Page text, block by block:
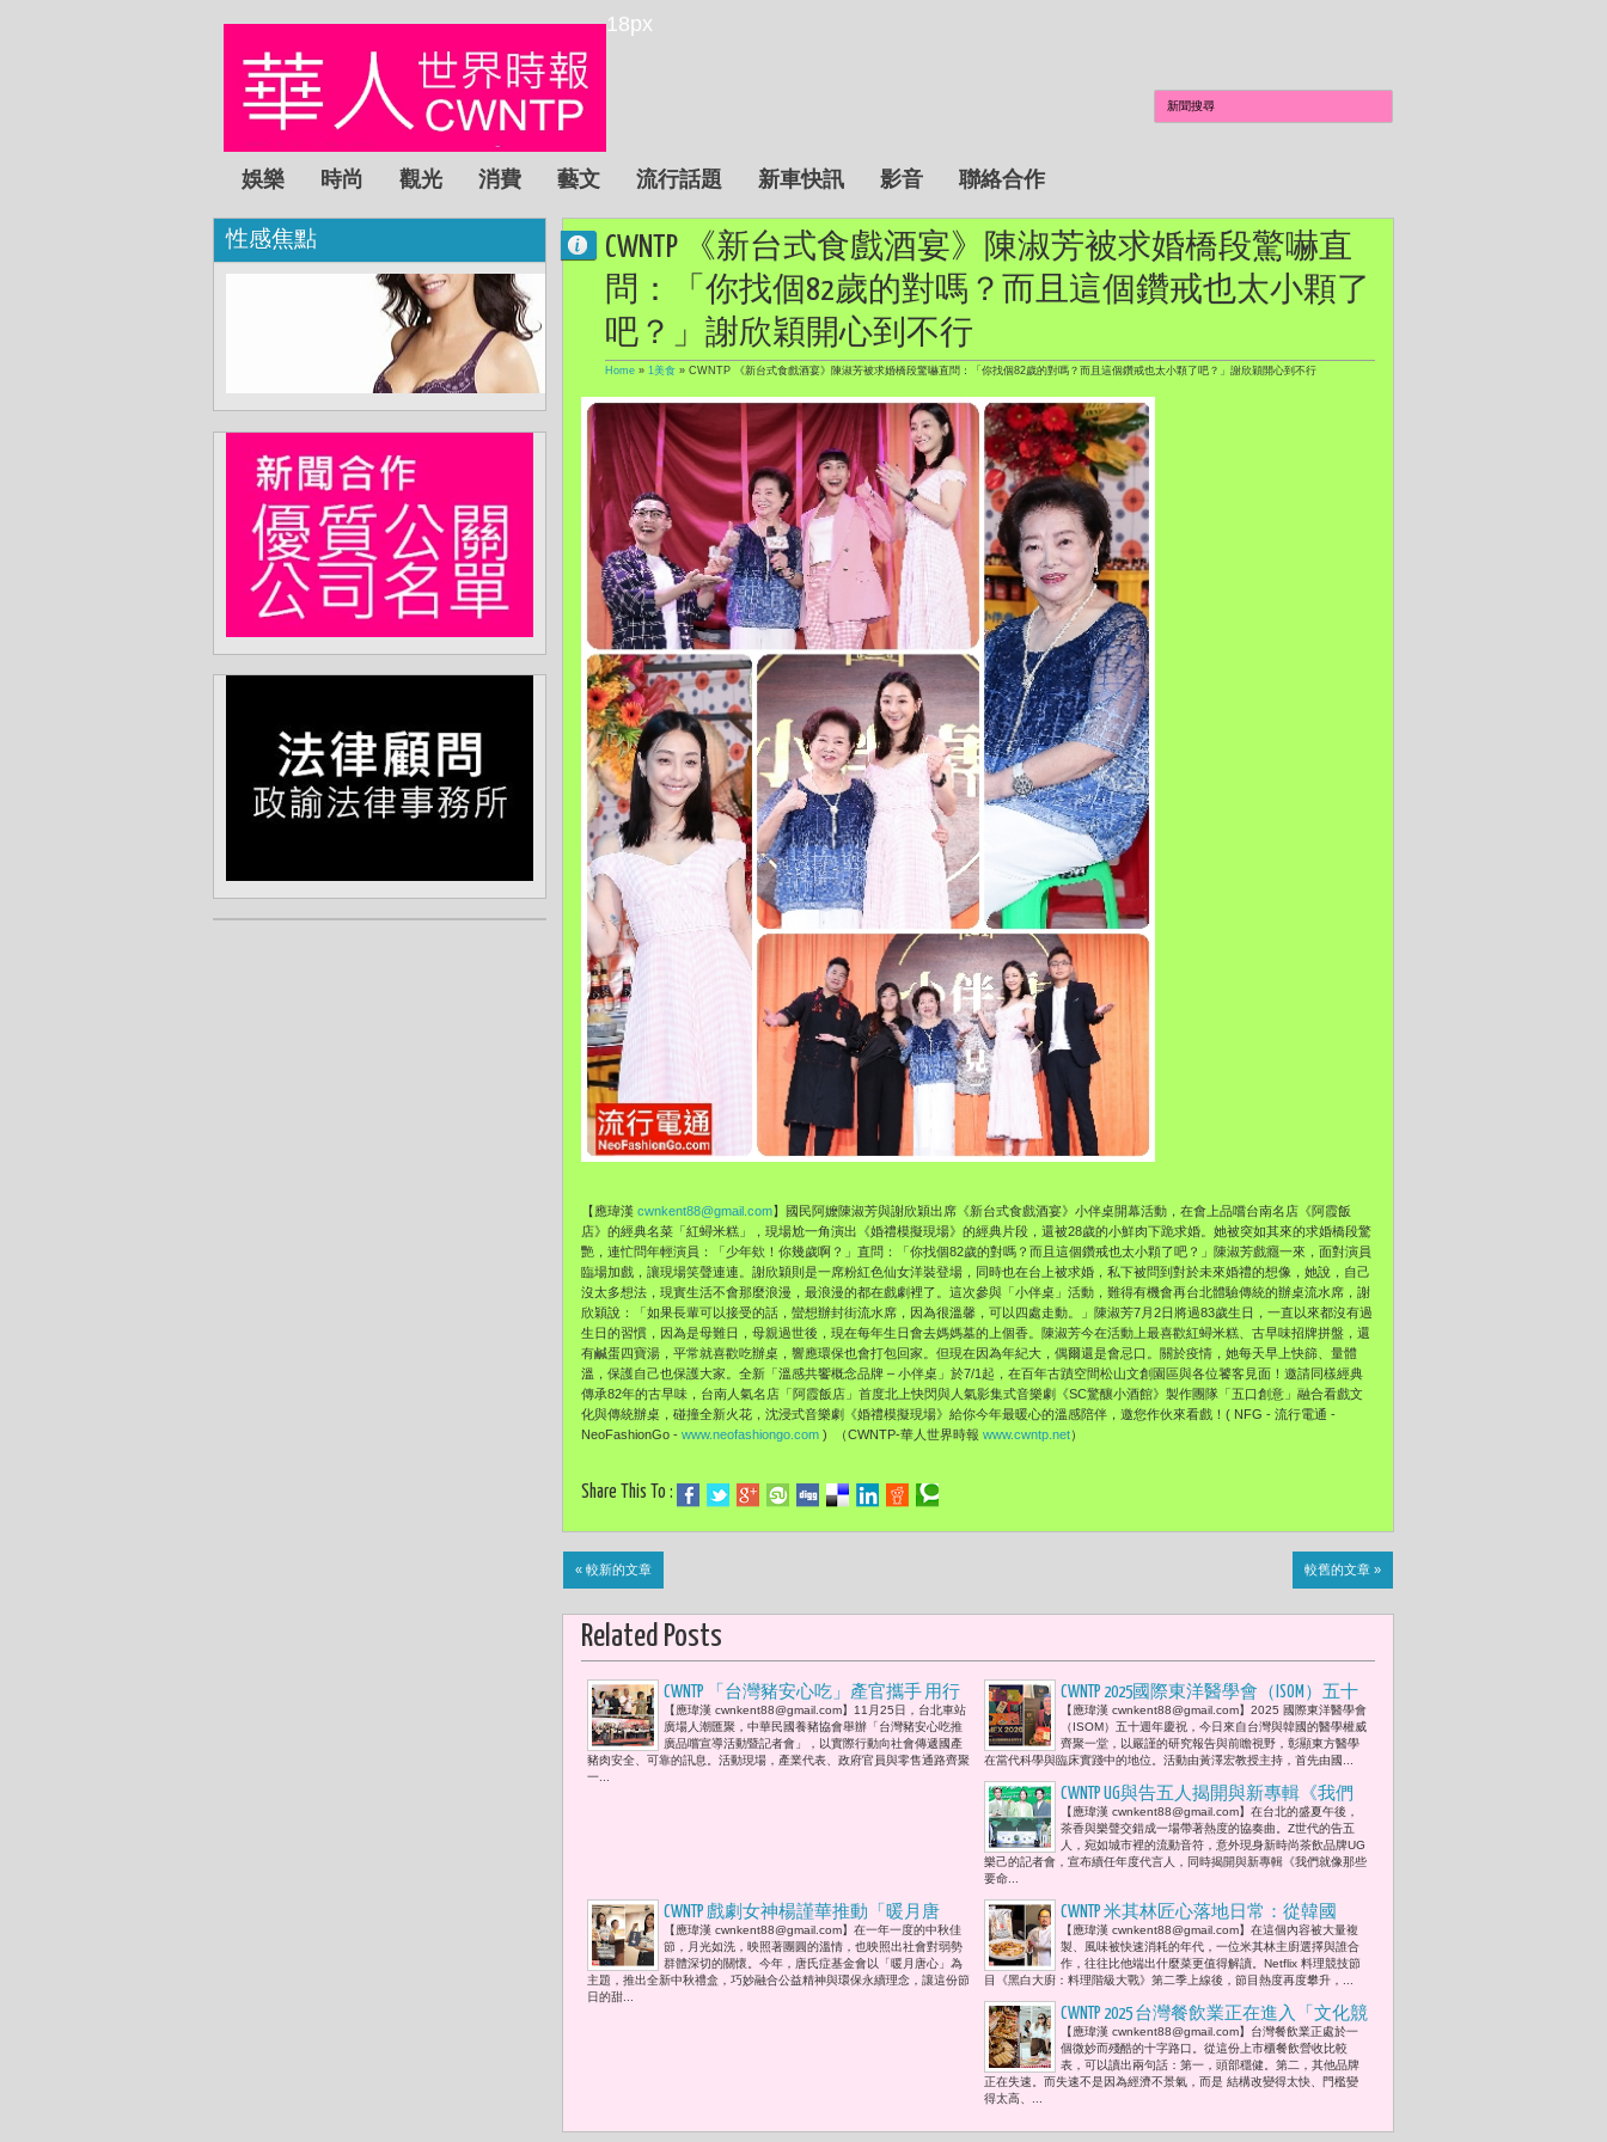
18px
娛樂 時尚 觀光 消費 藝文 流行話題 新車快訊 影音 聯絡合作
CWNTP 《新台式食戲酒宴》陳淑芳被求婚橋段驚嚇直
問：「你找個82歲的對嗎？而且這個鑽戒也太小顆了
吧？」謝欣穎開心到不行
Home » 1美食 » CWNTP 《新台式食戲酒宴》陳淑芳被求婚橋段驚嚇直問：「你找個82歲的對嗎？而且這個鑽戒也太小顆了吧？」謝欣穎開心到不行
【應瑋漢 cwnkent88@gmail.com】國民阿嬤陳淑芳與謝欣穎出席《新台式食戲酒宴》小伴桌開幕活動，在會上品嚐台南名店《阿霞飯
店》的經典名菜「紅蟳米糕」，現場尬一角演出《婚禮模擬現場》的經典片段，還被28歲的小鮮肉下跪求婚。她被突如其來的求婚橋段驚
艷，連忙問年輕演員：「少年欸！你幾歲啊？」直問：「你找個82歲的對嗎？而且這個鑽戒也太小顆了吧？」陳淑芳戲癮一來，面對演員
臨場加戲，讓現場笑聲連連。謝欣穎則是一席粉紅色仙女洋裝登場，同時也在台上被求婚，私下被問到對於未來婚禮的想像，她說，自己
沒太多想法，現實生活不會那麼浪漫，最浪漫的都在戲劇裡了。這次參與「小伴桌」活動，難得有機會再台北體驗傳統的辦桌流水席，謝
欣穎說：「如果長輩可以接受的話，蠻想辦封街流水席，因為很溫馨，可以四處走動。」陳淑芳7月2日將過83歲生日，一直以來都沒有過
生日的習慣，因為是母難日，母親過世後，現在每年生日會去媽媽墓的上個香。陳淑芳今在活動上最喜歡紅蟳米糕、古早味招牌拼盤，還
有鹹蛋四寶湯，平常就喜歡吃辦桌，響應環保也會打包回家。但現在因為年紀大，偶爾還是會忌口。關於疫情，她每天早上快篩、量體
溫，保護自己也保護大家。全新「溫感共饗概念品牌 – 小伴桌」於7/1起，在百年古蹟空間松山文創園區與各位饕客見面！邀請同樣經典
傳承82年的古早味，台南人氣名店「阿霞飯店」首度北上快閃與人氣影集式音樂劇《SC驚釀小酒館》製作團隊「五口創意」融合看戲文
化與傳統辦桌，碰撞全新火花，沈浸式音樂劇《婚禮模擬現場》給你今年最暖心的溫感陪伴，邀您作伙來看戲！( NFG - 流行電通 -
NeoFashionGo - www.neofashiongo.com ) （CWNTP-華人世界時報 www.cwntp.net）
Share This To :
« 較新的文章 較舊的文章 »
Related Posts
CWNTP 「台灣豬安心吃」產官攜手 用行
動守護食安
【應瑋漢 cwnkent88@gmail.com】11月25日，台北車站
廣場人潮匯聚，中華民國養豬協會舉辦「台灣豬安心吃推
廣品嚐宣導活動暨記者會」，以實際行動向社會傳遞國產
豬肉安全、可靠的訊息。活動現場，產業代表、政府官員與零售通路齊聚
一...
CWNTP 2025國際東洋醫學會（ISOM）五十
週年 新加坡「仙家」與韓國K-MEX 2026 來
台引薦合作 共繪健康產業未來藍圖
【應瑋漢 cwnkent88@gmail.com】2025 國際東洋醫學會
（ISOM）五十週年慶祝，今日來自台灣與韓國的醫學權威
齊聚一堂，以嚴謹的研究報告與前瞻視野，彰顯東方醫學
在當代科學與臨床實踐中的地位。活動由黃澤宏教授主持，首先由國...
CWNTP UG與告五人揭開與新專輯《我們
就像那些要命的傻瓜》聯名推出的全新
飲品「哈瓜奶茶」與「傻瓜奶茶」盛夏
音茶共振 點亮年輕靈魂的追夢光芒
【應瑋漢 cwnkent88@gmail.com】在台北的盛夏午後，
茶香與樂聲交錯成一場帶著熱度的協奏曲。Z世代的告五
人，宛如城市裡的流動音符，意外現身新時尚茶飲品牌UG
樂己的記者會，宣布續任年度代言人，同時揭開與新專輯《我們就像那些
要命...
CWNTP 戲劇女神楊謹華推動「暖月唐
心」中秋禮盒 綻放唐氏症基金會公益與
永續之光
【應瑋漢 cwnkent88@gmail.com】在一年一度的中秋佳
節，月光如洗，映照著團圓的溫情，也映照出社會對弱勢
群體深切的關懷。今年，唐氏症基金會以「暖月唐心」為
主題，推出全新中秋禮盒，巧妙融合公益精神與環保永續理念，讓這份節
日的甜...
CWNTP 米其林匠心落地日常：從韓國
《黑白大廚》金度潤到台灣阿舍乾麵
『DO KIM』全球展現
【應瑋漢 cwnkent88@gmail.com】在這個內容被大量複
製、風味被快速消耗的年代，一位米其林主廚選擇與誰合
作，往往比他端出什麼菜更值得解讀。Netflix 料理競技節
目《黑白大廚：料理階級大戰》第二季上線後，節目熱度再度攀升，...
CWNTP 2025 台灣餐飲業正在進入「文化競
爭」而不是「價格競爭」的年代 -- 從上
市櫃財報看百貨、餐飲、消費三方權力
的重組 及2025未來台灣品牌與百貨10大
【應瑋漢 cwnkent88@gmail.com】台灣餐飲業正處於一
個微妙而殘酷的十字路口。從這份上市櫃餐飲營收比較
表，可以讀出兩句話：第一，頭部穩健。第二，其他品牌
正在失速。而失速不是因為經濟不景氣，而是 結構改變得太快、門檻變
得太高、...
性感焦點